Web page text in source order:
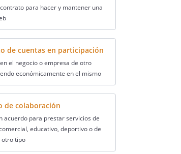
para hacer y mantener una
de cuentas en participación
el negocio o empresa de otro
económicamente en el mismo
de colaboración
acuerdo para prestar servicios de
educativo, deportivo o de
otro tipo